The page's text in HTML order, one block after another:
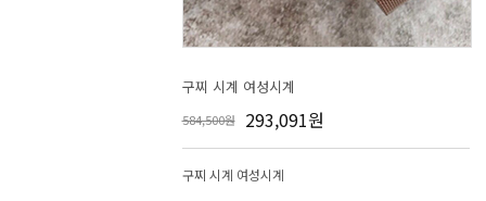
구찌 시계 여성시계
584,500원 293,091원
구찌 시계 여성시계